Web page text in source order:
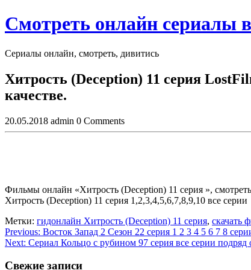
Skip
to
Смотреть онлайн сериалы
Сериалы онлайн, смотреть, дивитись
Close
Button
Хитрость (Deception) 11 серия
качестве.
20.05.2018 admin 0 Comments
Фильмы онлайн «Хитрость (Deception) 11 серия »,
Хитрость (Deception) 11 серия 1,2,3,4,5,6,7,8,9,10 все серии
Метки: гидонлайн Хитрость (Deception) 11 серия, скачать
Навигация
по
записям
Previous: Восток Запад 2 Сезон 22 серия 1 2 3 4 5 6 7 8
Next: Сериал Кольцо с рубином 97 серия все серии
Свежие записи